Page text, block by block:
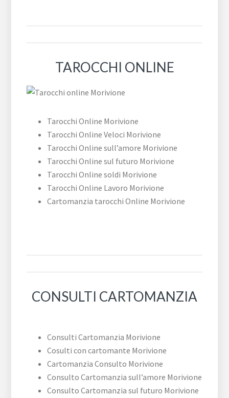
TAROCCHI ONLINE
Tarocchi Online Morivione
Tarocchi Online Veloci Morivione
Tarocchi Online sull’amore Morivione
Tarocchi Online sul futuro Morivione
Tarocchi Online soldi Morivione
Tarocchi Online Lavoro Morivione
Cartomanzia tarocchi Online Morivione
CONSULTI CARTOMANZIA
Consulti Cartomanzia Morivione
Cosulti con cartomante Morivione
Cartomanzia Consulto Morivione
Consulto Cartomanzia sull’amore Morivione
Consulto Cartomanzia sul futuro Morivione